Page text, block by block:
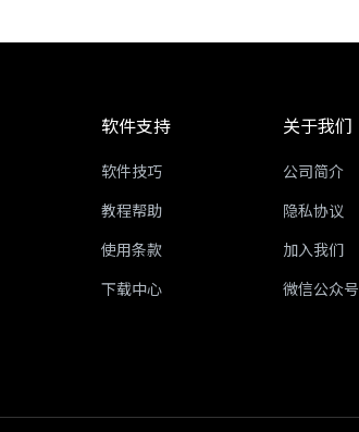
软件支持
软件技巧
教程帮助
使用条款
下载中心
关于我们
公司简介
隐私协议
加入我们
微信公众号